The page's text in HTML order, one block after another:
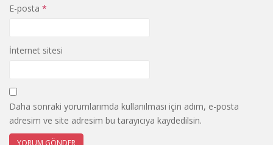
E-posta *
İnternet sitesi
Daha sonraki yorumlarımda kullanılması için adım, e-posta
adresim ve site adresim bu tarayıcıya kaydedilsin.